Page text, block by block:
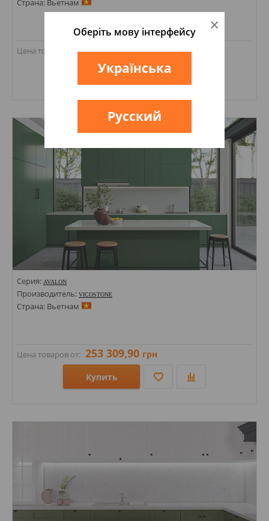
Страна: Вьетнам
Цена товаров от: 236 401,20грн
Купить
Стили: Под камень; Под мрамор;
Цвета:
Серия: AVALON
Производитель: VICOSTONE
Страна: Вьетнам
Цена товаров от: 253 309,90 грн
Купить
Стили: Под камень;
×
Оберіть мову інтерфейсу
Українська
Русский